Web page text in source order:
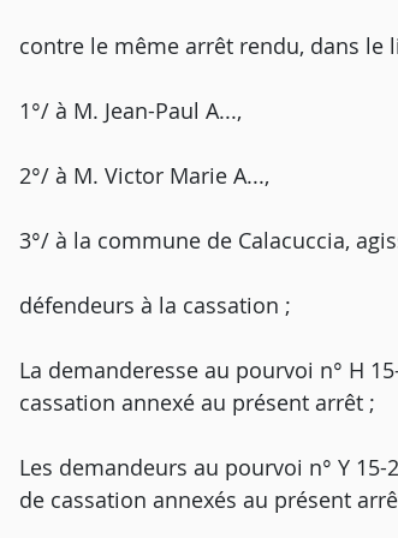
contre le même arrêt rendu, dans le
1°/ à M. Jean-Paul A...,
2°/ à M. Victor Marie A...,
3°/ à la commune de Calacuccia,
défendeurs à la cassation ;
La demanderesse au pourvoi n° H
cassation annexé au présent arrêt ;
Les demandeurs au pourvoi n° Y
de cassation annexés au présent